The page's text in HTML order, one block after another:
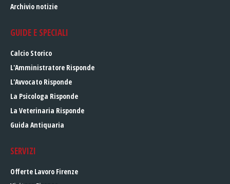
Archivio notizie
GUIDE E SPECIALI
Calcio Storico
L'Amministratore Risponde
L'Avvocato Risponde
La Psicologa Risponde
La Veterinaria Risponde
Guida Antiquaria
SERVIZI
Offerte Lavoro Firenze